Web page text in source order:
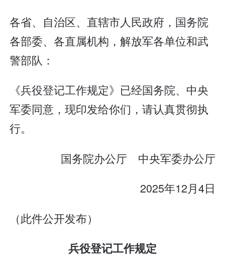
各省、自治区、直辖市人民政府，国务院
各部委、各直属机构，解放军各单位和武
警部队：
《兵役登记工作规定》已经国务院、中央
军委同意，现印发给你们，请认真贯彻执
行。
国务院办公厅 中央军委办公厅
2025年12月4日
（此件公开发布）
兵役登记工作规定